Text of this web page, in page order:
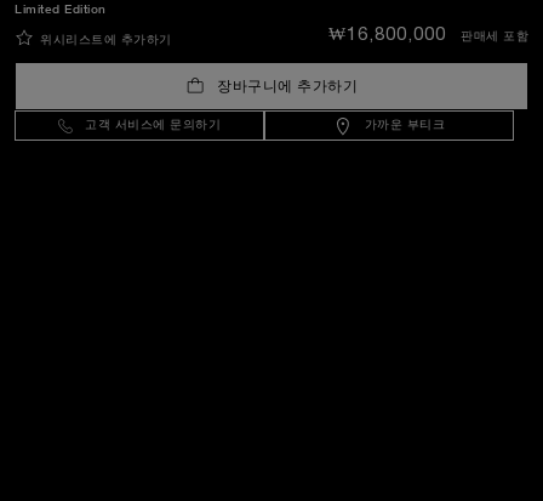
Limited Edition
위시리스트에 추가하기 ₩16,800,000 판매세 포함
장바구니에 추가하기
고객 서비스에 문의하기 가까운 부티크
기타